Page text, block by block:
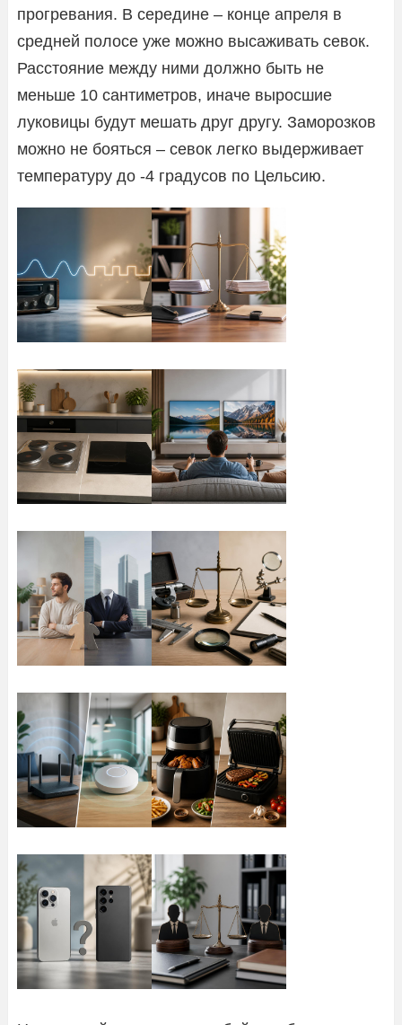
прогревания. В середине – конце апреля в
средней полосе уже можно высаживать севок.
Расстояние между ними должно быть не
меньше 10 сантиметров, иначе выросшие
луковицы будут мешать друг другу. Заморозков
можно не бояться – севок легко выдерживает
температуру до -4 градусов по Цельсию.